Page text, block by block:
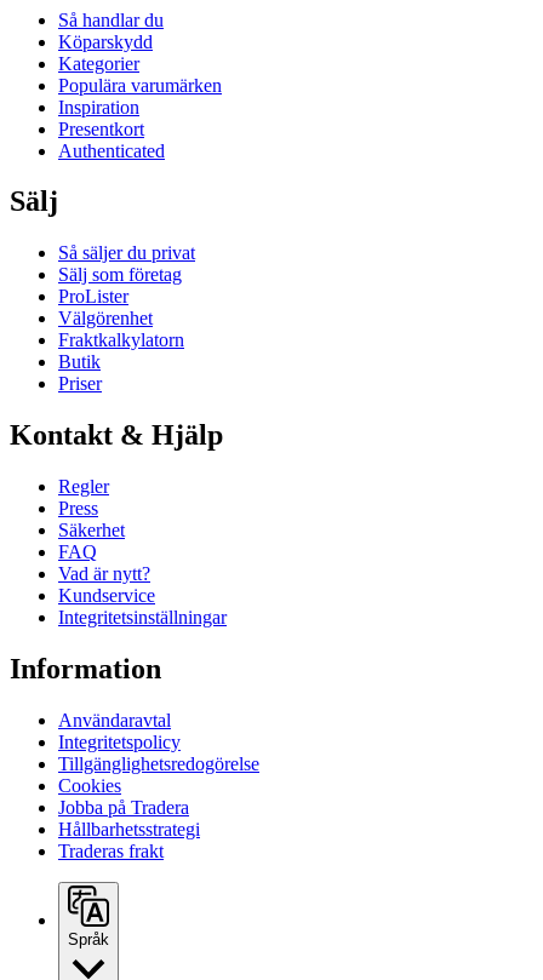
Så handlar du
Köparskydd
Kategorier
Populära varumärken
Inspiration
Presentkort
Authenticated
Sälj
Så säljer du privat
Sälj som företag
ProLister
Välgörenhet
Fraktkalkylatorn
Butik
Priser
Kontakt & Hjälp
Regler
Press
Säkerhet
FAQ
Vad är nytt?
Kundservice
Integritetsinställningar
Information
Användaravtal
Integritetspolicy
Tillgänglighetsredogörelse
Cookies
Jobba på Tradera
Hållbarhetsstrategi
Traderas frakt
Språk